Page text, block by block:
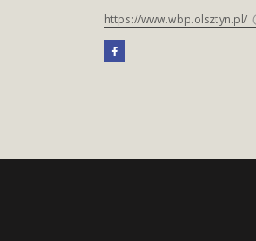
https://www.wbp.olsztyn.pl/